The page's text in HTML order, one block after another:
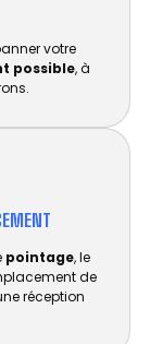
votre
possible, à
pointage, le
de
réception